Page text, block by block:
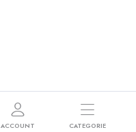
ACCOUNT CATEGORIE